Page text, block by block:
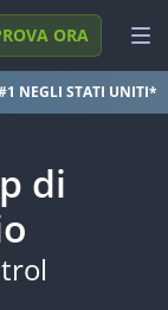
(BR)
ORA
di
NEGLI STATI UNITI*